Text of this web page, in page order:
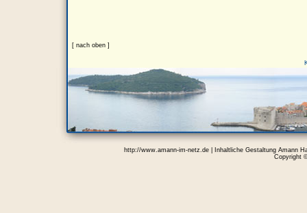
[ nach oben ]
http://www.amann-im-netz.de | Inhaltliche Gestaltung Amann
Copyright